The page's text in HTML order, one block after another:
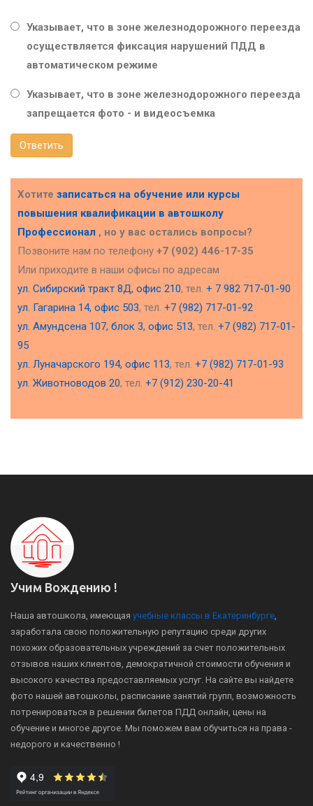
Указывает, что в зоне железнодорожного переезда
осуществляется фиксация нарушений ПДД в
автоматическом режиме
Указывает, что в зоне железнодорожного переезда
запрещается фото - и видеосъемка
Ответить
Хотите записаться на обучение или курсы
повышения квалификации в автошколу
Профессионал , но у вас остались вопросы?
Позвоните нам по телефону +7 (902) 446-17-35
Или приходите в наши офисы по адресам
ул. Сибирский тракт 8Д, офис 210, тел. + 7 982 717-01-90
ул. Гагарина 14, офис 503, тел. +7 (982) 717-01-92
ул. Амундсена 107, блок 3, офис 513, тел. +7 (982) 717-01-
95
ул. Луначарского 194, офис 113, тел. +7 (982) 717-01-93
ул. Животноводов 20, тел. +7 (912) 230-20-41
Учим Вождению !
Наша автошкола, имеющая учебные классы в Екатеринбурге
заработала свою положительную репутацию среди других
похожих образовательных учреждений за счет положительных
отзывов наших клиентов, демократичной стоимости обучения и
высокого качества предоставляемых услуг. На сайте вы найдете
фото нашей автошколы, расписание занятий групп, возможность
потренироваться в решении билетов ПДД онлайн, цены на
обучение и многое другое. Мы поможем вам обучиться на права -
недорого и качественно !